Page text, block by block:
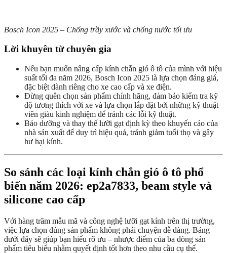
Bosch Icon 2025 – Chống trầy xước và chống nước tối ưu
Lời khuyên từ chuyên gia
Nếu bạn muốn nâng cấp kính chắn gió ô tô của mình với hiệu
suất tối đa năm 2026, Bosch Icon 2025 là lựa chọn đáng giá,
đặc biệt dành riêng cho xe cao cấp và xe điện.
Đừng quên chọn sản phẩm chính hãng, đảm bảo kiểm tra kỹ
độ tương thích với xe và lựa chọn lắp đặt bởi những kỹ thuật
viên giàu kinh nghiệm để tránh các lỗi kỹ thuật.
Bảo dưỡng và thay thế lưỡi gạt định kỳ theo khuyến cáo của
nhà sản xuất để duy trì hiệu quả, tránh giảm tuổi thọ và gây
hư hại kính.
So sánh các loại kính chắn gió ô tô phổ
biến năm 2026: ep2a7833, beam style và
silicone cao cấp
Với hàng trăm mẫu mã và công nghệ lưỡi gạt kính trên thị trường,
việc lựa chọn đúng sản phẩm không phải chuyện dễ dàng. Bảng
dưới đây sẽ giúp bạn hiểu rõ ưu – nhược điểm của ba dòng sản
phẩm tiêu biểu nhằm quyết định tốt hơn theo nhu cầu cụ thể.